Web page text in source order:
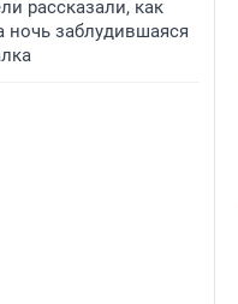
рассказали, как
ночь заблудившаяся